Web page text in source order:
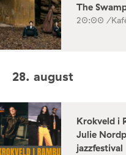
The
20:00 /
28. august
Krokveld i
Julie
jazzfestival